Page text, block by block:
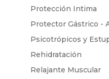
Protección Intima
Protector Gástrico -
Psicotrópicos y
Rehidratación
Relajante Muscular